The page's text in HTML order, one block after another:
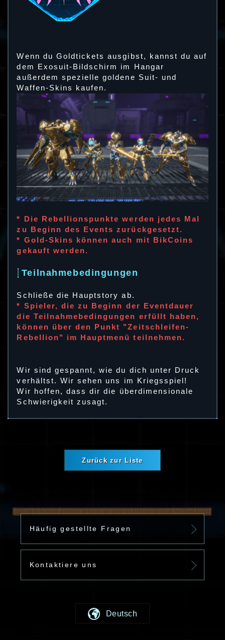
Wenn du Goldtickets ausgibst, kannst du auf
dem Exosuit-Bildschirm im Hangar
außerdem spezielle goldene Suit- und
Waffen-Skins kaufen.
* Die Rebellionspunkte werden jedes Mal
zu Beginn des Events zurückgesetzt.
* Gold-Skins können auch mit BikCoins
gekauft werden.
Teilnahmebedingungen
Schließe die Hauptstory ab.
* Spieler, die zu Beginn der Eventdauer
die Teilnahmebedingungen erfüllt haben,
können über den Punkt "Zeitschleifen-
Rebellion" im Hauptmenü teilnehmen.
Wir sind gespannt, wie du dich unter Druck
verhältst. Wir sehen uns im Kriegsspiel!
Wir hoffen, dass dir die überdimensionale
Schwierigkeit zusagt.
Zurück zur Liste
Häufig gestellte Fragen
Kontaktiere uns
Deutsch